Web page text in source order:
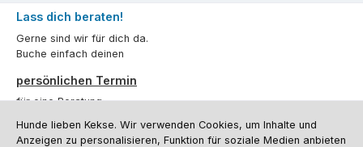
Lass dich beraten!
Gerne sind wir für dich da.
Buche einfach deinen
persönlichen Termin
für eine Beratung.
Oder über unserKontaktformular.
Hunde lieben Kekse. Wir verwenden Cookies, um Inhalte und
Anzeigen zu personalisieren, Funktion für soziale Medien anbieten